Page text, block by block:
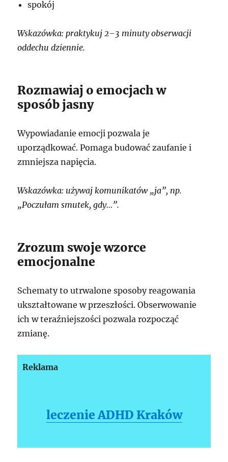
spokój
Wskazówka: praktykuj 2–3 minuty obserwacji
oddechu dziennie.
Rozmawiaj o emocjach w
sposób jasny
Wypowiadanie emocji pozwala je
uporządkować. Pomaga budować zaufanie i
zmniejsza napięcia.
Wskazówka: używaj komunikatów „ja”, np.
„Poczułam smutek, gdy…”.
Zrozum swoje wzorce
emocjonalne
Schematy to utrwalone sposoby reagowania
ukształtowane w przeszłości. Obserwowanie
ich w teraźniejszości pozwala rozpocząć
zmianę.
Reklama
leczenie ADHD Kraków